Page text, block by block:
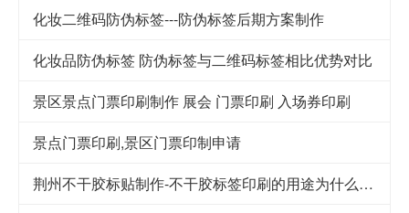
化妆二维码防伪标签---防伪标签后期方案制作
化妆品防伪标签 防伪标签与二维码标签相比优势对比
景区景点门票印刷制作 展会 门票印刷 入场券印刷
景点门票印刷,景区门票印制申请
荆州不干胶标贴制作-不干胶标签印刷的用途为什么这么广泛